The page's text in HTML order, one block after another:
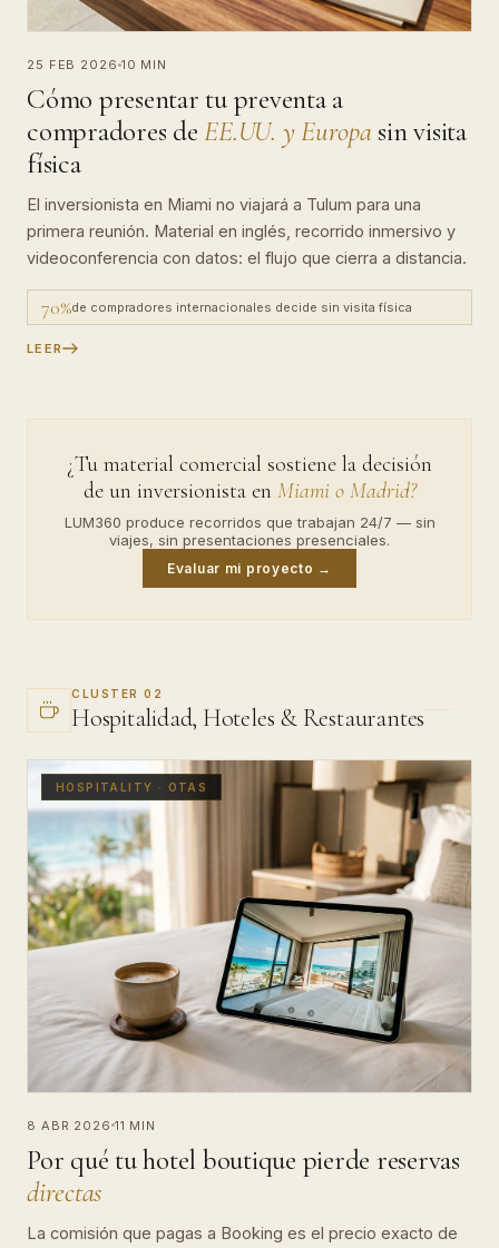
25 FEB 2026 10 MIN
Cómo presentar tu preventa a
compradores deEE.UU. y Europa sin visita
física
El inversionista en Miami no viajará a Tulum para una
primera reunión. Material en inglés, recorrido inmersivo y
videoconferencia con datos: el flujo que cierra a distancia.
70%de compradores internacionales decide sin visita física
LEER
¿Tu material comercial sostiene la decisión
de un inversionista en Miami o Madrid?
LUM360 produce recorridos que trabajan 24/7 — sin
viajes, sin presentaciones presenciales.
Evaluar mi proyecto →
CLUSTER 02
Hospitalidad, Hoteles & Restaurantes
HOSPITALITY · OTAS
8 ABR 2026 11 MIN
Por qué tu hotel boutique pierde reservas
directas
La comisión que pagas a Booking es el precio exacto de